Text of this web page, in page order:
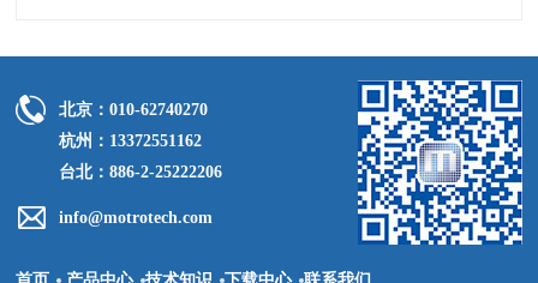
北京：010-62740270
杭州：13372551162
台北：886-2-25222206
info@motrotech.com